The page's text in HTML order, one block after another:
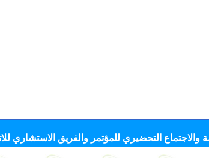
التحضيري للمؤتمر والفريق الاستشاري